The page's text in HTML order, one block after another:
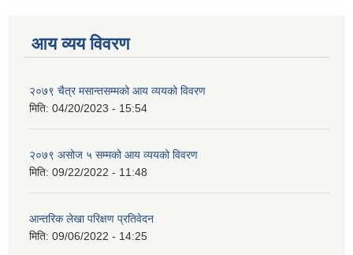
आय व्यय विवरण
२०७९ चैत्र मसान्तसम्मको आय व्ययको विवरण
मिति: 04/20/2023 - 15:54
२०७९ असोज ५ सम्मको आय व्ययको विवरण
मिति: 09/22/2022 - 11:48
आन्तरिक लेखा परिक्षण प्रतिवेदन
मिति: 09/06/2022 - 14:25